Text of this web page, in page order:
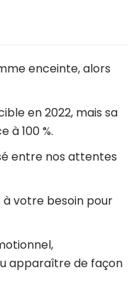
enceinte, alors
en 2022, mais sa
à 100 %.
entre nos attentes
à votre besoin pour
apparaître de façon